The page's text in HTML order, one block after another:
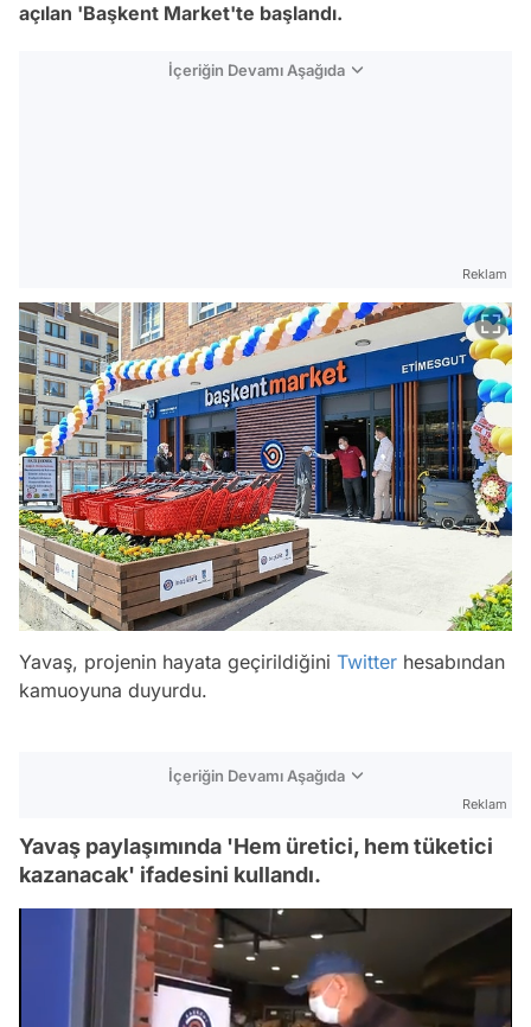
açılan 'Başkent Market'te başlandı.
İçeriğin Devamı Aşağıda
Reklam
Yavaş, projenin hayata geçirildiğini Twitter hesabından
kamuoyuna duyurdu.
İçeriğin Devamı Aşağıda
Reklam
Yavaş paylaşımında 'Hem üretici, hem tüketici
kazanacak' ifadesini kullandı.